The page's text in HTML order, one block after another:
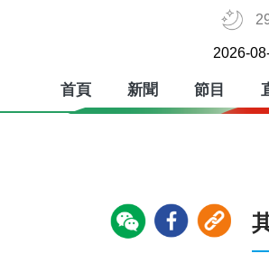
2026-
首頁 新聞 節目